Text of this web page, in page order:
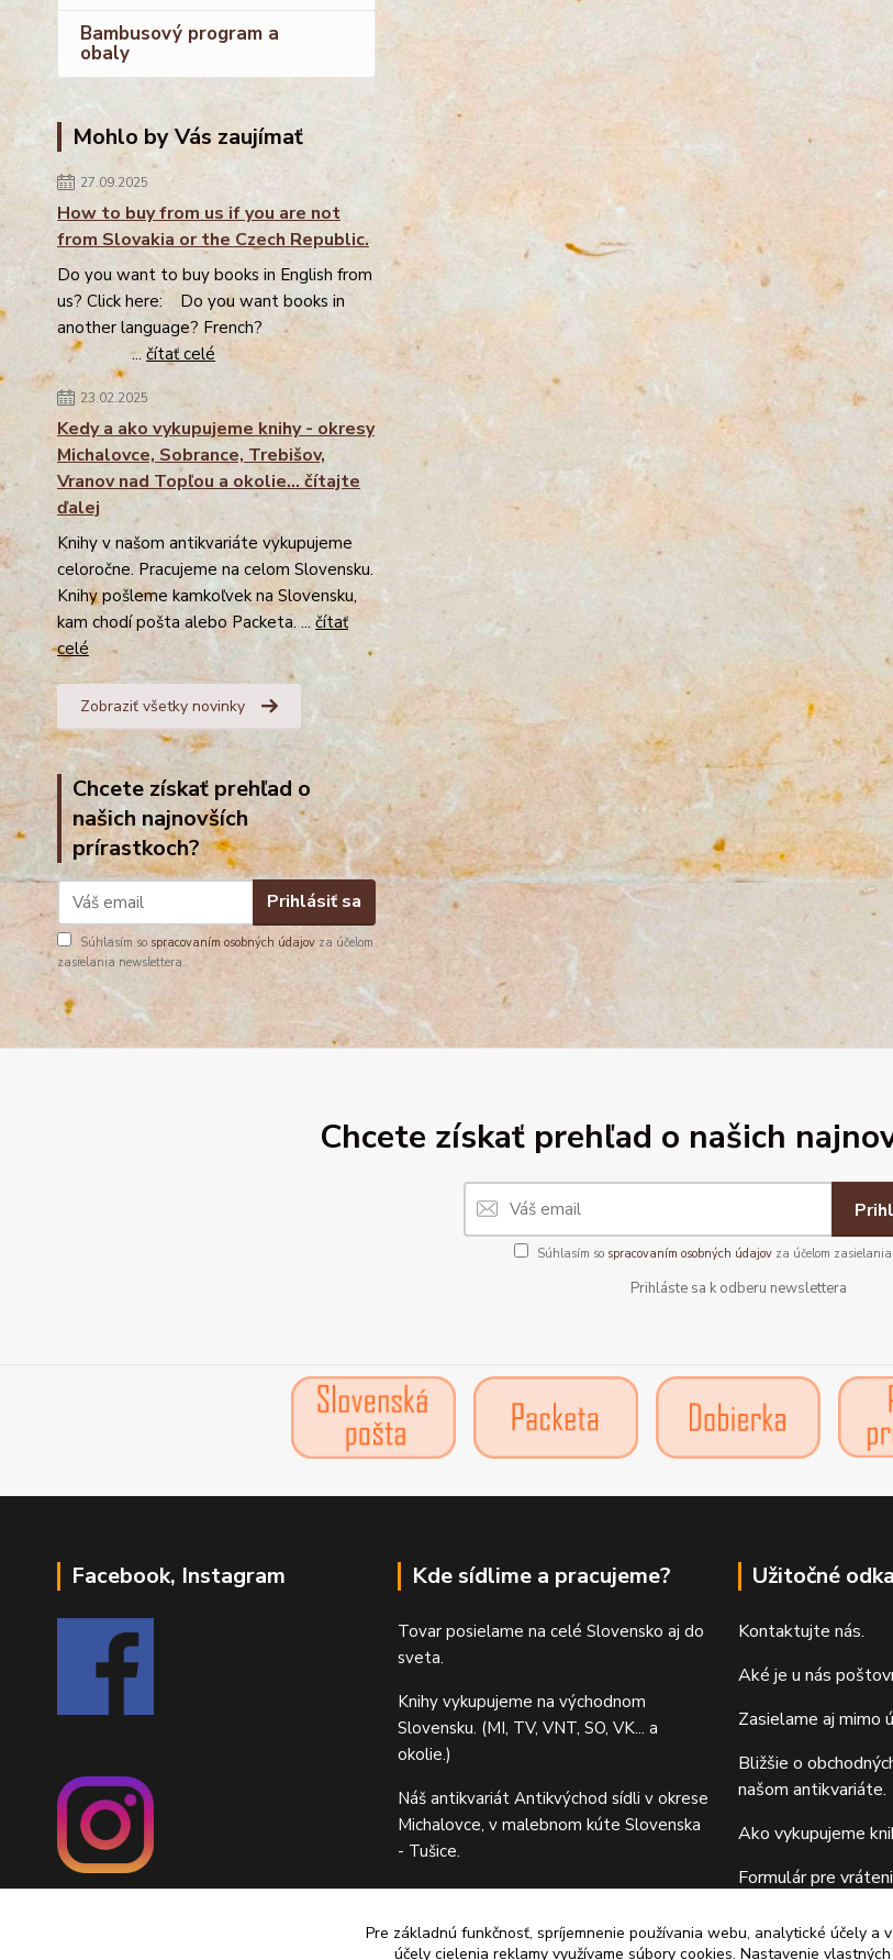
Bambusový program a
obaly
Mohlo by Vás zaujímať
27.09.2025
How to buy from us if you are not
from Slovakia or the Czech Republic.
Do you want to buy books in English from
us? Click here: Do you want books in
another language? French?
... čítať celé
23.02.2025
Kedy a ako vykupujeme knihy - okresy
Michalovce, Sobrance, Trebišov,
Vranov nad Topľou a okolie... čítajte
ďalej
Knihy v našom antikvariáte vykupujeme
celoročne. Pracujeme na celom Slovensku.
Knihy pošleme kamkoľvek na Slovensku,
kam chodí pošta alebo Packeta. ... čítať
celé
Zobraziť všetky novinky
Chcete získať prehľad o
našich najnovších
prírastkoch?
Prihlásiť sa
Súhlasím so spracovaním osobných údajov za účelom
zasielania newslettera.
Chcete získať prehľad o našich
Súhlasím so spracovaním osobných údajov za účelom
Prihláste sa k odberu newslettera
Facebook, Instagram Kde sídlime a pracujeme?
Tovar posielame na celé Slovensko aj do
sveta.
Knihy vykupujeme na východnom
Slovensku. (MI, TV, VNT, SO, VK... a
okolie.)
Náš antikvariát Antikvýchod sídli v okrese
Michalovce, v malebnom kúte Slovenska
- Tušice.
Užitočné
Kontaktujte nás.
Aké je u nás
Zasielame aj mimo
Bližšie o
našom antikvariáte.
Ako vykupujeme
Formulár pre
Pre základnú funkčnosť, spríjemnenie používania webu, analytické účely a
účely cielenia reklamy využívame súbory cookies. Nastavenie